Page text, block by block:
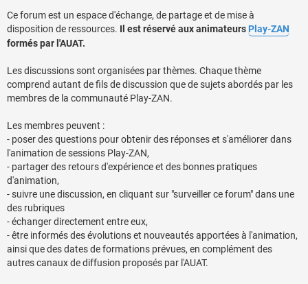
Ce forum est un espace d'échange, de partage et de mise à
disposition de ressources. Il est réservé aux animateurs Play-ZAN
formés par l'AUAT.
Les discussions sont organisées par thèmes. Chaque thème
comprend autant de fils de discussion que de sujets abordés par les
membres de la communauté Play-ZAN.
Les membres peuvent :
- poser des questions pour obtenir des réponses et s'améliorer dans
l'animation de sessions Play-ZAN,
- partager des retours d'expérience et des bonnes pratiques
d'animation,
- suivre une discussion, en cliquant sur "surveiller ce forum" dans une
des rubriques
- échanger directement entre eux,
- être informés des évolutions et nouveautés apportées à l'animation,
ainsi que des dates de formations prévues, en complément des
autres canaux de diffusion proposés par l'AUAT.